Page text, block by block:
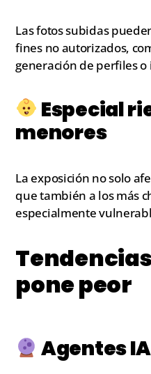
Las fotos subidas
fines no autorizados,
generación de perfiles
Especial
menores
La exposición no solo
que también a los más
especialmente
pone peor
Agentes